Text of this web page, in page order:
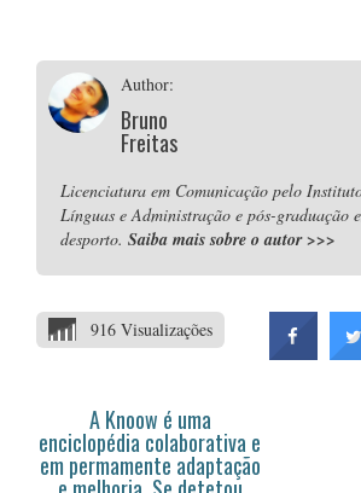
Author:
Bruno
Freitas
Licenciatura em Comunicação pelo
Línguas e Administração e pós-graduação
desporto. Saiba mais sobre o autor>>>
916 Visualizações
A Knoow é uma
enciclopédia colaborativa e
em permamente adaptação